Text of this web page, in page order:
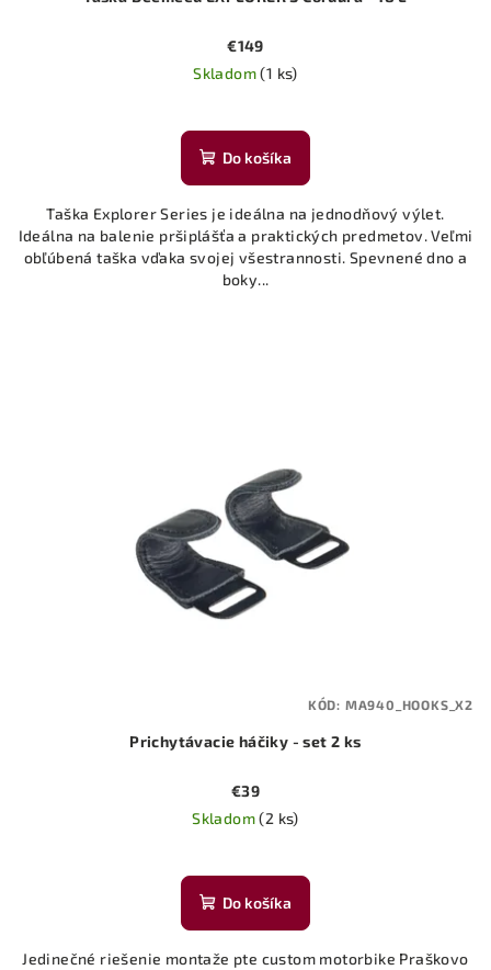
€149
Skladom(1 ks)
Do košíka
Taška Explorer Series je ideálna na jednodňový výlet.
Ideálna na balenie pršiplášťa a praktických predmetov. Veľmi
obľúbená taška vďaka svojej všestrannosti. Spevnené dno a
boky...
Prichytávacie háčiky - set 2 ks
€39
Skladom(2 ks)
Do košíka
Jedinečné riešenie montaže pte custom motorbike Praškovo
KÓD: MA940_HOOKS_X2